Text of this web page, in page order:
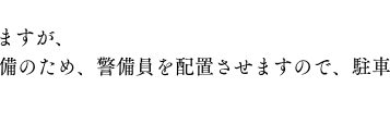
すが、
のため、警備員を配置させますので、駐